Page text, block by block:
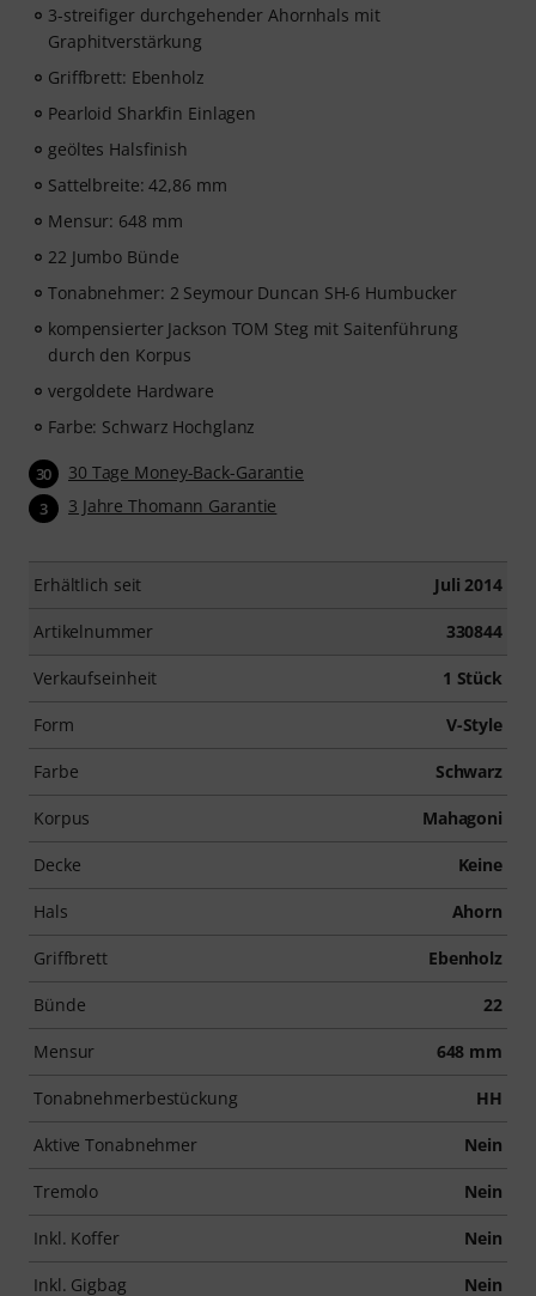
2025/2026 in der Kategorie “E-Learning
Instrumentalunterricht”! Mit über 400 Gitarren
Videolektionen für Anfänger und Fortgeschrittene – von
Pop, Rock und Blues bis Metal und mehr. Mit
persönlichem Support per Chat, Noten zum
Ausdrucken sowie intelligentem Videoplayer mit
3-streifiger durchgehender Ahornhals mit
Graphitverstärkung
Griffbrett: Ebenholz
Pearloid Sharkfin Einlagen
geöltes Halsfinish
Sattelbreite: 42,86 mm
Mensur: 648 mm
22 Jumbo Bünde
Tonabnehmer: 2 Seymour Duncan SH-6 Humbucker
kompensierter Jackson TOM Steg mit Saitenführung
durch den Korpus
vergoldete Hardware
Farbe: Schwarz Hochglanz
30 30 Tage Money-Back-Garantie
3 3 Jahre Thomann Garantie
Erhältlich seit Juli 2014
Artikelnummer 330844
Verkaufseinheit 1 Stück
Form V-Style
Farbe Schwarz
Korpus Mahagoni
Decke Keine
Hals Ahorn
Griffbrett Ebenholz
Bünde 22
Mensur 648 mm
Tonabnehmerbestückung HH
Aktive Tonabnehmer Nein
Tremolo Nein
Inkl. Koffer Nein
Inkl. Gigbag Nein